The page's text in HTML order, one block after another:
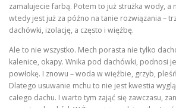
zamalujecie farbą. Potem to już strużka wody, a
wtedy jest już za późno na tanie rozwiązania –
dachówki, izolację, a często i więźbę.
Ale to nie wszystko. Mech porasta nie tylko
kalenice, okapy. Wnika pod dachówki, podnosi
powłokę. I znowu – woda w więźbie, grzyb,
Dlatego usuwanie mchu to nie jest kwestia
całego dachu. I warto tym zająć się zawczasu,